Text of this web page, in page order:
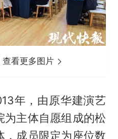
看更多图片
年，由原华建演艺
为主体自愿组成的松
，成员限定为座位数